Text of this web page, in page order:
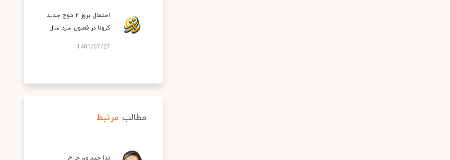
احتمال بروز ۲ موج جدید
کرونا در فصول سرد سال
1401/07/27
مطالب مرتبط
ندا حیدری، جراح